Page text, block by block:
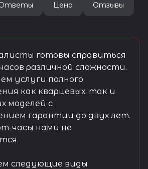
Цена Отзывы
готовы справиться
различной сложности.
услуги полного
как кварцевых, так и
моделей с
гарантии до двух лет.
часы нами не
следующие виды